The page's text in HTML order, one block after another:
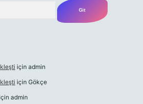
için admin
için Gökçe
admin